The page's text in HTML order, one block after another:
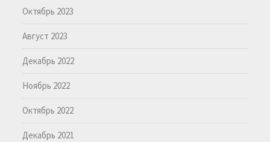
Октябрь 2023
Август 2023
Декабрь 2022
Ноябрь 2022
Октябрь 2022
Декабрь 2021